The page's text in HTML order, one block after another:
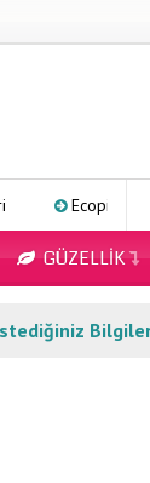
Reçetesiz
GÜZELLIK